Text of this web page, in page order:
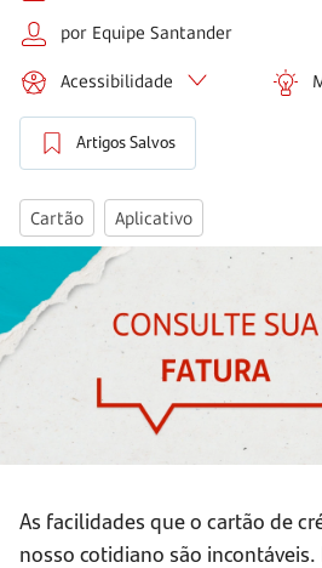
por Equipe Santander
Acessibilidade
Artigos Salvos
Cartão Aplicativo
As facilidades que o cartão de
nosso cotidiano são